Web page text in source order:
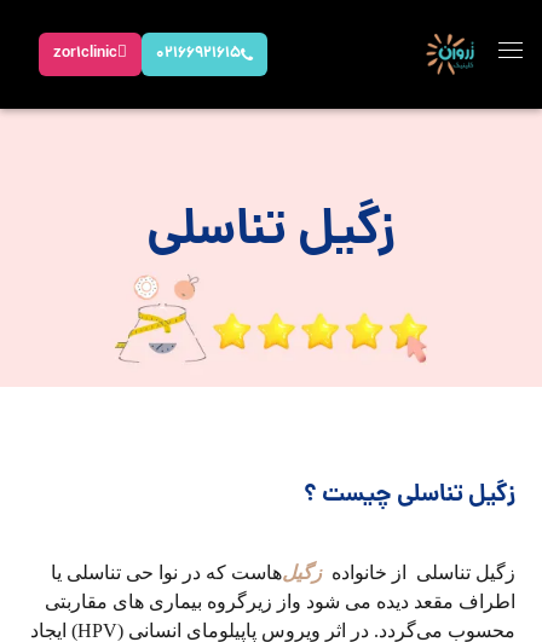
02166921615
zor1clinic
زگیل تناسلی
زگیل تناسلی چیست ؟
زگیل تناسلی زگیلهاست که در نوا حی تناسلی یا
اطراف مقعد دیده می شود واز زیرگروه بیماری های مقاربتی
محسوب می‌گردد. در اثر ویروس پاپیلومای انسانی (HPV) ایجاد